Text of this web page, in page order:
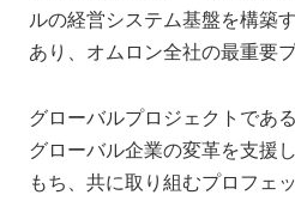
ルの経営システム基盤を構築
あり、オムロン全社の最重要
グローバルプロジェクトであ
グローバル企業の変革を支援
もち、共に取り組むプロフェ